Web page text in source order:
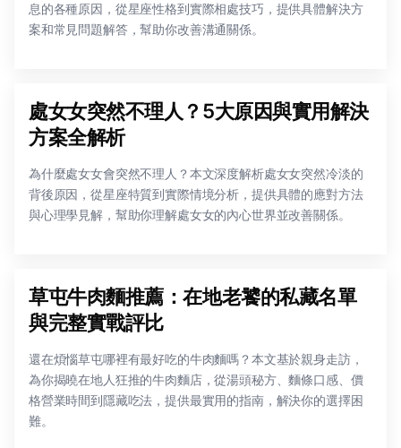
息的各種原因，從星座性格到實際相處技巧，提供具體解決方
案和常見問題解答，幫助你改善溝通關係。
處女女突然不理人？5大原因與實用解決
方案全解析
為什麼處女女會突然不理人？本文深度解析處女女突然冷淡的
背後原因，從星座特質到實際情境分析，提供具體的應對方法
與心理學見解，幫助你理解處女女的內心世界並改善關係。
草屯牛肉麵推薦：在地老饕的私藏名單
與完整實戰評比
還在煩惱草屯哪裡有最好吃的牛肉麵嗎？本文基於親身走訪，
為你揭曉在地人狂推的牛肉麵店，從湯頭秘方、麵條口感、價
格營業時間到隱藏吃法，提供最實用的指南，解決你的選擇困
難。